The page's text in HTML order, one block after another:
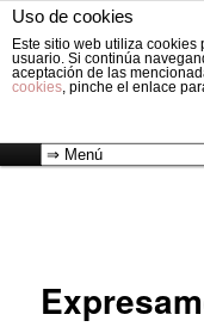
Uso de cookies
Este sitio web utiliza
usuario. Si continúa
aceptación de las
cookies, pinche el enlace
Fabricación de
Capazos, Sombrillas,
Ir
principal